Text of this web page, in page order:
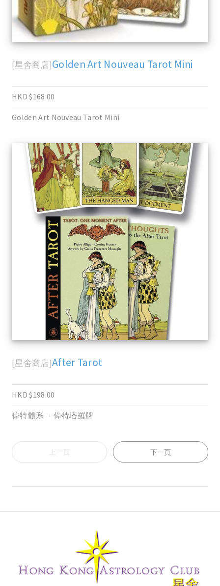
[星舍商店]Golden Art Nouveau Tarot Mini
HKD $168.00
Golden Art Nouveau Tarot Mini
[星舍商店]After Tarot
HKD $198.00
偉特體系 -- 偉特塔羅牌
上一頁 下一頁